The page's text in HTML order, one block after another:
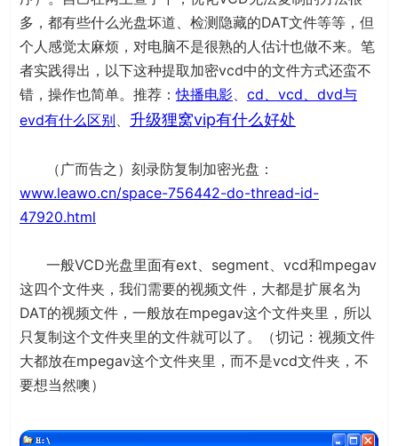
多，都有些什么光盘坏道、检测隐藏的DAT文件等等，但
个人感觉太麻烦，对电脑不是很熟的人估计也做不来。笔
者实践得出，以下这种提取加密vcd中的文件方式还蛮不
错，操作也简单。推荐：快播电影、 cd、vcd、dvd与
evd有什么区别、 升级狸窝vip有什么好处
（广而告之）刻录防复制加密光盘：
www.leawo.cn/space-756442-do-thread-id-
47920.html
一般VCD光盘里面有ext、segment、vcd和mpegav
这四个文件夹，我们需要的视频文件，大都是扩展名为
DAT的视频文件，一般放在mpegav这个文件夹里，所以
只复制这个文件夹里的文件就可以了。（切记：视频文件
大都放在mpegav这个文件夹里，而不是vcd文件夹，不
要想当然噢）